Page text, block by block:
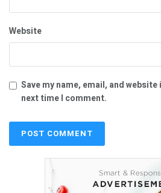
Website
Save my name, email, and
next time I comment.